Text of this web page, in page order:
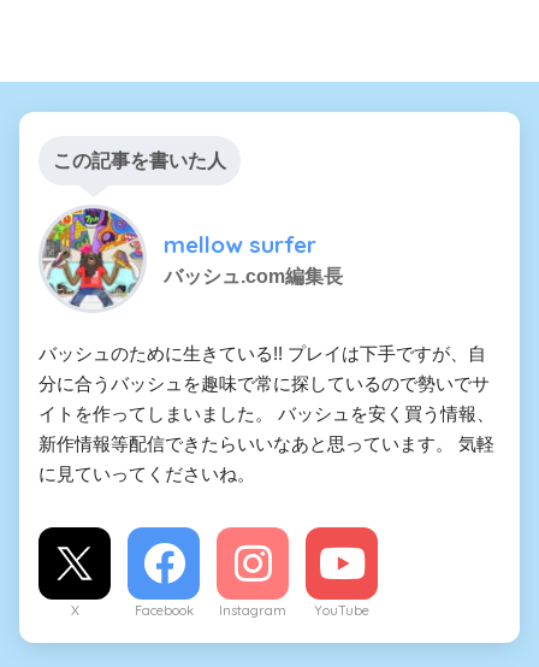
この記事を書いた人
mellow surfer
バッシュ.com編集長
バッシュのために生きている!! プレイは下手ですが、自
分に合うバッシュを趣味で常に探しているので勢いでサ
イトを作ってしまいました。 バッシュを安く買う情報、
新作情報等配信できたらいいなあと思っています。 気軽
に見ていってくださいね。
X Facebook Instagram YouTube